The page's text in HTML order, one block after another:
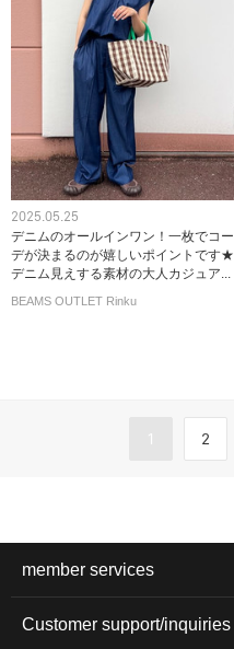
2025.05.25
デニムのオールインワン！一枚でコー
デが決まるのが嬉しいポイントです★
デニム見えする素材の大人カジュア...
BEAMS OUTLET Rinku
1 2
member services
Customer support/inquiries